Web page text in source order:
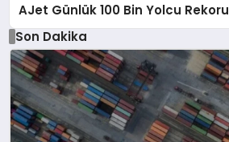
AJet Günlük 100 Bin Yolcu
Son Dakika